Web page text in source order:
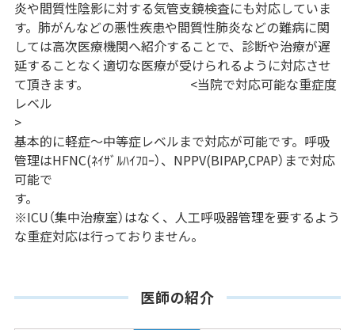
炎や間質性陰影に対する気管支鏡検査にも対応していま
す。肺がんなどの悪性疾患や間質性肺炎などの難病に関
しては高次医療機関へ紹介することで、診断や治療が遅
延することなく適切な医療が受けられるように対応させ
て頂きます。 <当院で対応可能な重症度
レベル
基本的に軽症～中等症レベルまで対応が可能です。呼吸
管理はHFNC(ﾈｲｻﾞﾙﾊｲﾌﾛｰ）、NPPV(BIPAP,CPAP）まで対応
可能で
す。
※ICU（集中治療室）はなく、人工呼吸器管理を要するよう
な重症対応は行っておりません。
医師の紹介